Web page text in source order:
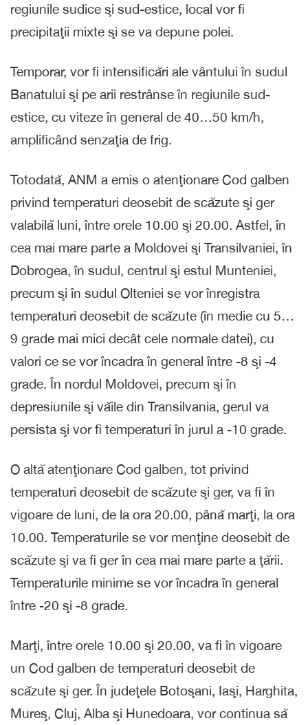
regiunile sudice şi sud-estice, local vor fi
precipitaţii mixte şi se va depune polei.
Temporar, vor fi intensificări ale vântului în sudul
Banatului şi pe arii restrânse în regiunile sud-
estice, cu viteze în general de 40…50 km/h,
amplificând senzaţia de frig.
Totodată, ANM a emis o atenţionare Cod galben
privind temperaturi deosebit de scăzute şi ger
valabilă luni, între orele 10.00 şi 20.00. Astfel, în
cea mai mare parte a Moldovei şi Transilvaniei, în
Dobrogea, în sudul, centrul şi estul Munteniei,
precum şi în sudul Olteniei se vor înregistra
temperaturi deosebit de scăzute (în medie cu 5…
9 grade mai mici decât cele normale datei), cu
valori ce se vor încadra în general între -8 şi -4
grade. În nordul Moldovei, precum şi în
depresiunile şi văile din Transilvania, gerul va
persista şi vor fi temperaturi în jurul a -10 grade.
O altă atenţionare Cod galben, tot privind
temperaturi deosebit de scăzute şi ger, va fi în
vigoare de luni, de la ora 20.00, până marţi, la ora
10.00. Temperaturile se vor menţine deosebit de
scăzute şi va fi ger în cea mai mare parte a ţării.
Temperaturile minime se vor încadra în general
între -20 şi -8 grade.
Marţi, între orele 10.00 şi 20.00, va fi în vigoare
un Cod galben de temperaturi deosebit de
scăzute şi ger. În judeţele Botoşani, Iaşi, Harghita,
Mureş, Cluj, Alba şi Hunedoara, vor continua să